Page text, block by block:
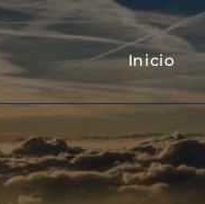
Inicio